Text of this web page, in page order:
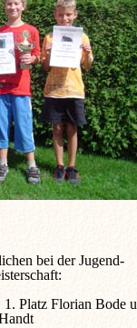
bei der Jugend-
Platz Florian Bode